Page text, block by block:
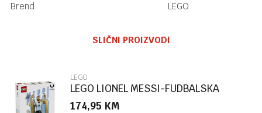
Brend
LEGO
Poruka
SLIČNI PROIZVODI
LEGO
LEGO LIONEL MESSI-FUDBALSKA
LEGENDA
174,95 KM